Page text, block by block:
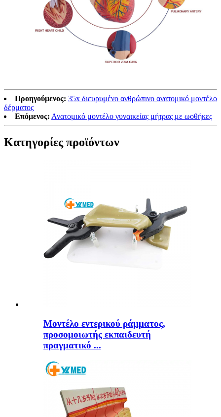
Προηγούμενος: 35x διευρυμένο ανθρώπινο ανατομικό μοντέλο
δέρματος
Επόμενος: Ανατομικό μοντέλο γυναικείας μήτρας με ωοθήκες
Κατηγορίες προϊόντων
Μοντέλο εντερικού ράμματος,
προσομοιωτής εκπαιδευτή
πραγματικό ...